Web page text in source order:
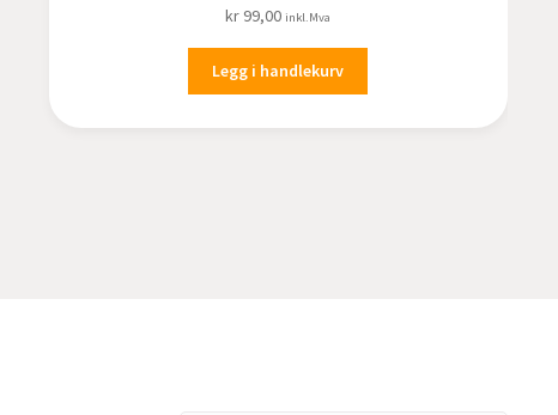
kr 99,00 inkl.Mva
Legg i handlekurv